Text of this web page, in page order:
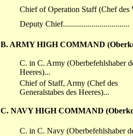
Chief of Operation Staff (Chef des
Deputy Chief.................................
B. ARMY HIGH COMMAND
C. in C. Army (Oberbefehlshaber
Heeres)...
Chief of Staff, Army (Chef des
Generalstabes des Heeres)...
C. NAVY HIGH COMMAND
C. in C. Navy (Oberbefehlshaber